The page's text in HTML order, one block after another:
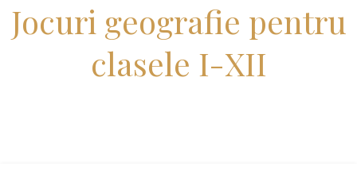
Jocuri geografie pentru
clasele I-XII